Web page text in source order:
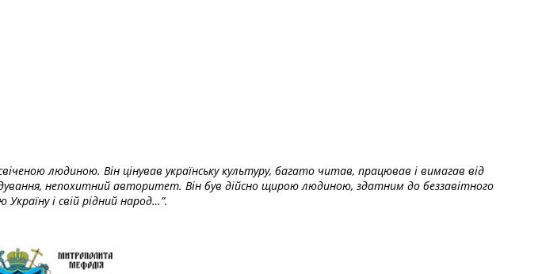
людиною. Він цінував українську культуру, багато читав, працював і вимагав від
непохитний авторитет. Він був дійсно щирою людиною, здатним до беззавітного
і свій рідний народ…”.